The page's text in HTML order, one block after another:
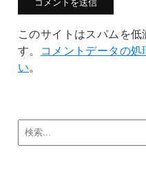
このサイトはスパムを
す。 コメントデータの
い。